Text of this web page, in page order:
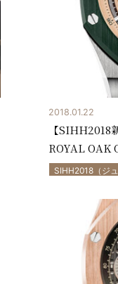
2018.01.22
【
ROYAL OAK
SIHH2018（ジ